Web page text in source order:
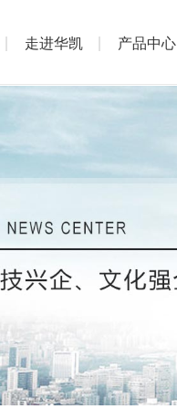
走进华凯 产品中心